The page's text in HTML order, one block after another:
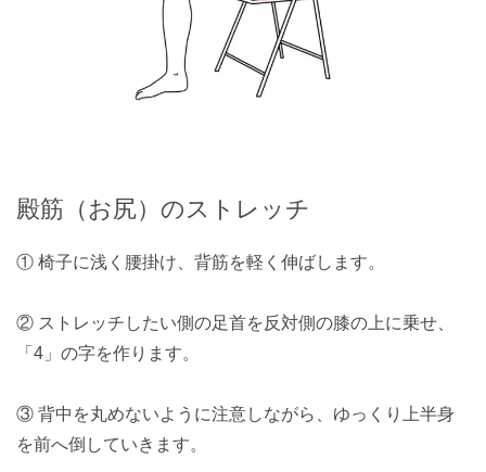
殿筋（お尻）のストレッチ
① 椅子に浅く腰掛け、背筋を軽く伸ばします。
② ストレッチしたい側の足首を反対側の膝の上に乗せ、
「4」の字を作ります。
③ 背中を丸めないように注意しながら、ゆっくり上半身
を前へ倒していきます。